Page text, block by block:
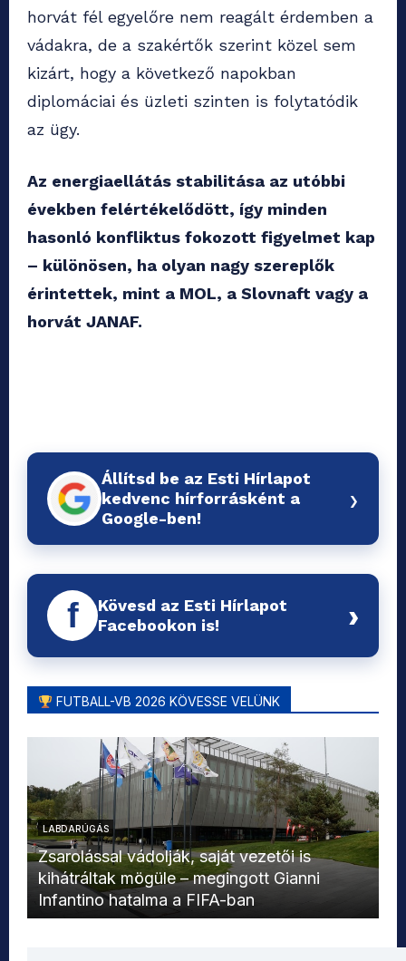
horvát fél egyelőre nem reagált érdemben a
vádakra, de a szakértők szerint közel sem
kizárt, hogy a következő napokban
diplomáciai és üzleti szinten is folytatódik
az ügy.
Az energiaellátás stabilitása az utóbbi
években felértékelődött, így minden
hasonló konfliktus fokozott figyelmet kap
– különösen, ha olyan nagy szereplők
érintettek, mint a MOL, a Slovnaft vagy a
horvát JANAF.
Állítsd be az Esti Hírlapot
kedvenc hírforrásként a
Google-ben!
›
f
Kövesd az Esti Hírlapot
Facebookon is!
›
FUTBALL-VB 2026 KÖVESSE VELÜNK
LABDARÚGÁS
Zsarolással vádolják, saját vezetői is
kihátráltak mögüle – megingott Gianni
Infantino hatalma a FIFA-ban